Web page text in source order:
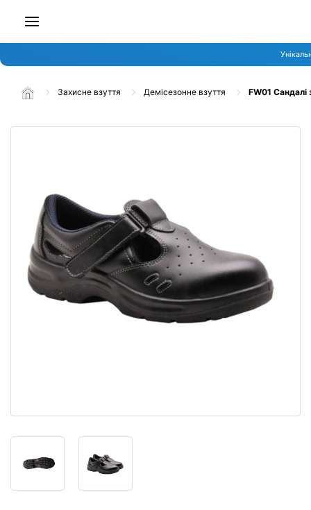
Захисне взуття Демісезонне взуття FW01 Сандалі